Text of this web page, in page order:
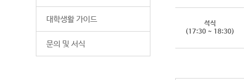
대학생활 가이드
문의 및 서식
석식
(17:30 ~ 18:30)